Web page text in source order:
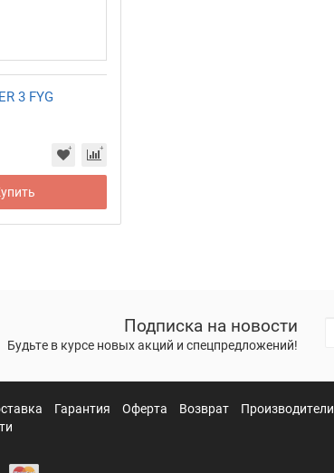
3 FYG
Подписка на новости
Будьте в курсе новых акций и спецпредложений!
Гарантия Оферта Возврат Производители